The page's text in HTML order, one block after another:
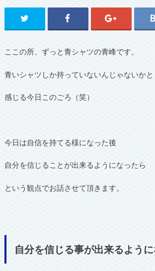
ここの所、ずっと青シャツの青峰です。
青いシャツしか持っていないんじゃないかと
感じる今日このごろ（笑）
今日は自信を持てる様になった後
自分を信じることが出来るようになったら
という観点でお話させて頂きます。
自分を信じる事が出来るよう